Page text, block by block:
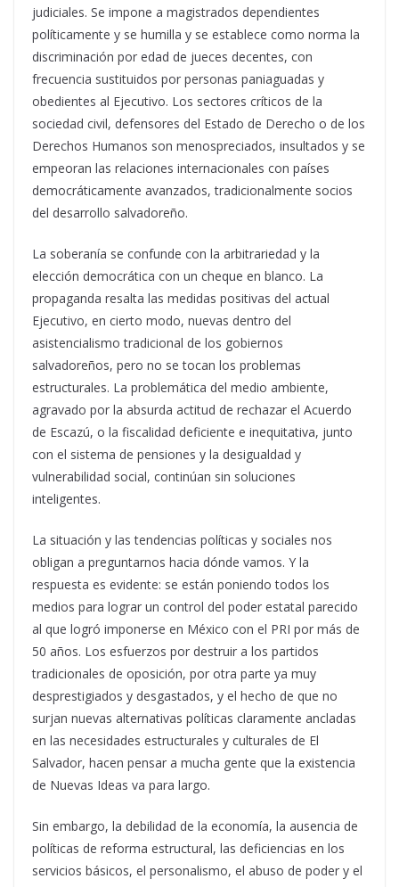
judiciales. Se impone a magistrados dependientes
políticamente y se humilla y se establece como norma la
discriminación por edad de jueces decentes, con
frecuencia sustituidos por personas paniaguadas y
obedientes al Ejecutivo. Los sectores críticos de la
sociedad civil, defensores del Estado de Derecho o de los
Derechos Humanos son menospreciados, insultados y se
empeoran las relaciones internacionales con países
democráticamente avanzados, tradicionalmente socios
del desarrollo salvadoreño.
La soberanía se confunde con la arbitrariedad y la
elección democrática con un cheque en blanco. La
propaganda resalta las medidas positivas del actual
Ejecutivo, en cierto modo, nuevas dentro del
asistencialismo tradicional de los gobiernos
salvadoreños, pero no se tocan los problemas
estructurales. La problemática del medio ambiente,
agravado por la absurda actitud de rechazar el Acuerdo
de Escazú, o la fiscalidad deficiente e inequitativa, junto
con el sistema de pensiones y la desigualdad y
vulnerabilidad social, continúan sin soluciones
inteligentes.
La situación y las tendencias políticas y sociales nos
obligan a preguntarnos hacia dónde vamos. Y la
respuesta es evidente: se están poniendo todos los
medios para lograr un control del poder estatal parecido
al que logró imponerse en México con el PRI por más de
50 años. Los esfuerzos por destruir a los partidos
tradicionales de oposición, por otra parte ya muy
desprestigiados y desgastados, y el hecho de que no
surjan nuevas alternativas políticas claramente ancladas
en las necesidades estructurales y culturales de El
Salvador, hacen pensar a mucha gente que la existencia
de Nuevas Ideas va para largo.
Sin embargo, la debilidad de la economía, la ausencia de
políticas de reforma estructural, las deficiencias en los
servicios básicos, el personalismo, el abuso de poder y el